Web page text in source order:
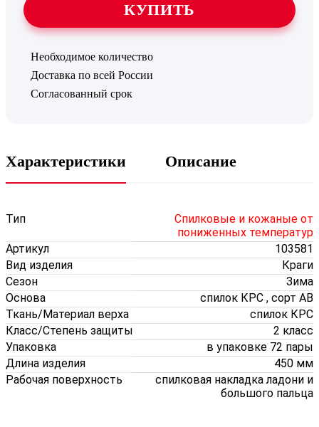
КУПИТЬ
Необходимое количество
Доставка по всей России
Согласованный срок
Характеристики Описание
Тип
Спилковые и кожаные от
пониженных температур
Артикул
103581
Вид изделия
Краги
Сезон
Зима
Основа
спилок КРС , сорт АВ
Ткань/Материал верха
спилок КРС
Класс/Степень защиты
2 класс
Упаковка
в упаковке 72 пары
Длина изделия
450 мм
Рабочая поверхность
спилковая накладка ладони и
большого пальца